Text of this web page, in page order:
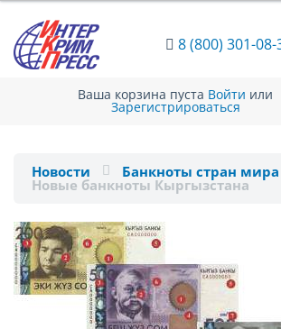
8 (800) 301-08-
Ваша корзина пуста Войти или
Зарегистрироваться
Новости Банкноты стран мира
Новые банкноты Кыргызстана